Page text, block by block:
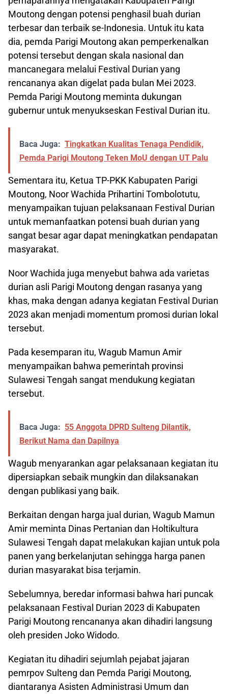
Moutong dengan potensi penghasil buah durian
terbesar dan terbaik se-Indonesia. Untuk itu kata
dia, pemda Parigi Moutong akan pemperkenalkan
potensi tersebut dengan skala nasional dan
mancanegara melalui Festival Durian yang
rencananya akan digelat pada bulan Mei 2023.
Pemda Parigi Moutong meminta dukungan
gubernur untuk menyukseskan Festival Durian itu.
Baca Juga: Tingkatkan Kualitas Tenaga Pendidik,
Pemda Parigi Moutong Teken MoU dengan UT Palu
Sementara itu, Ketua TP-PKK Kabupaten Parigi
Moutong, Noor Wachida Prihartini Tombolotutu,
menyampaikan tujuan pelaksanaan Festival Durian
untuk memanfaatkan potensi buah durian yang
sangat besar agar dapat meningkatkan pendapatan
masyarakat.
Noor Wachida juga menyebut bahwa ada varietas
durian asli Parigi Moutong dengan rasanya yang
khas, maka dengan adanya kegiatan Festival Durian
2023 akan menjadi momentum promosi durian lokal
tersebut.
Pada kesemparan itu, Wagub Mamun Amir
menyampaikan bahwa pemerintah provinsi
Sulawesi Tengah sangat mendukung kegiatan
tersebut.
Baca Juga: 55 Anggota DPRD Sulteng Dilantik,
Berikut Nama dan Dapilnya
Wagub menyarankan agar pelaksanaan kegiatan itu
dipersiapkan sebaik mungkin dan dilaksanakan
dengan publikasi yang baik.
Berkaitan dengan harga jual durian, Wagub Mamun
Amir meminta Dinas Pertanian dan Holtikultura
Sulawesi Tengah dapat melakukan kajian untuk pola
panen yang berkelanjutan sehingga harga panen
durian masyarakat bisa terjamin.
Sebelumnya, beredar informasi bahwa hari puncak
pelaksanaan Festival Durian 2023 di Kabupaten
Parigi Moutong rencananya akan dihadiri langsung
oleh presiden Joko Widodo.
Kegiatan itu dihadiri sejumlah pejabat jajaran
pemrpov Sulteng dan Pemda Parigi Moutong,
diantaranya Asisten Administrasi Umum dan